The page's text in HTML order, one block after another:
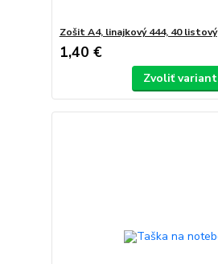
Zošit A4, linajkový 444, 40 listový
1,40 €
Zvoliť variant